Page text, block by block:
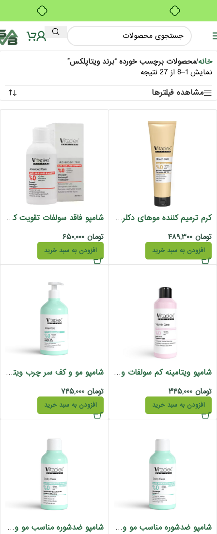
خانه/محصولات برچسب خورده “برند ویتاپلکس”
نمایش 1–8 از 27 نتیجه
مشاهده فیلترها
کرم ترمیم کننده موهای دکلره شده ویتاپلکس فاقد سولفات بدون آبکشی 150 میل
تومان
افزودن به سبد خرید
شامپو فاقد سولفات تقویت کننده و ضد ریزش ویتاپلکس 250 میل
تومان
افزودن به سبد خرید
شامپو ویتامینه کم سولفات ویتاپلکس
تومان
افزودن به سبد خرید
شامپو مو و کف سر چرب ویتاپلکس مدل اسکالپ کر
تومان
افزودن به سبد خرید
شامپو ضدشوره مناسب مو و پوست سر خشک ویتاپلکس
شامپو ضدشوره مناسب مو و پوست سر چرب ویتاپلکس